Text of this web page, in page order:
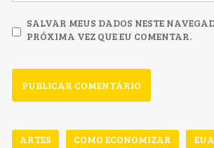
SALVAR MEUS DADOS NESTE
PRÓXIMA VEZ QUE EU COMENTAR.
ARTES COMO ECONOMIZAR EUA